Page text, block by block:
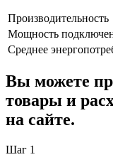
Производительность
Мощность
Среднее
Вы можете
товары и
на сайте.
Шаг 1